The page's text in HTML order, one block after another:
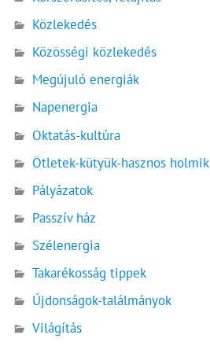
Közlekedés
Közösségi közlekedés
Megújuló energiák
Napenergia
Oktatás-kultúra
Ötletek-kütyük-hasznos holmik
Pályázatok
Passzív ház
Szélenergia
Takarékosság tippek
Újdonságok-találmányok
Világítás